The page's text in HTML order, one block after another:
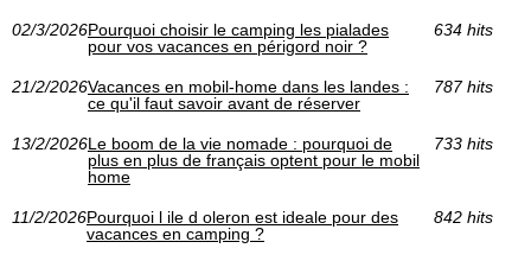
02/3/2026Pourquoi choisir le camping les pialades
pour vos vacances en périgord noir ?
634 hits
21/2/2026Vacances en mobil-home dans les landes :
ce qu'il faut savoir avant de réserver
787 hits
13/2/2026Le boom de la vie nomade : pourquoi de
plus en plus de français optent pour le mobil
home
733 hits
11/2/2026Pourquoi l ile d oleron est ideale pour des
vacances en camping ?
842 hits